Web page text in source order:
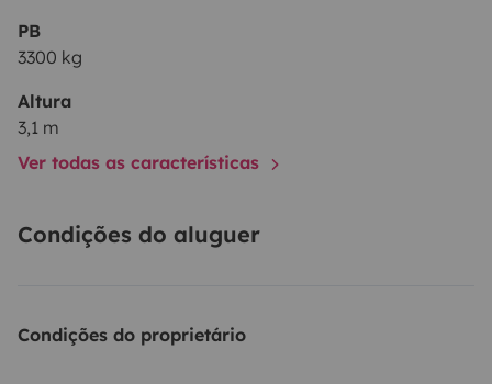
PB
3300 kg
Altura
3,1 m
Ver todas as características
Condições do aluguer
Condições do proprietário